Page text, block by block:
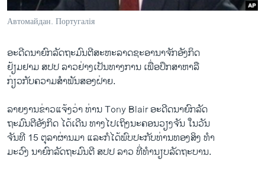
ທຸລະກິດ
ພາສາອັງກິດ
ວີດີໂອ
ສຽງ
ລາຍງານ
ຕິດຕາມພວກເຮົາ ທີ່
ພາສາຕ່າງໆ
Автомайдан. Португалія
ອະດີດນາຍົກລັດຖະມົນຕີສະຫະລາດຊະອານາຈັກອັງກິດ
ຢ້ຽມຢາມ ສປປ ລາວຢ່າງເປັນທາງການ ເພື່ອປຶກສາຫາລື
ກ່ຽວກັບຄວາມສຳພັນສອງຝ່າຍ.
ລາຍງານຂ່າວແຈ້ງວ່າ ທ່ານ Tony Blair ອະດີດນາຍົກລັດ
ຖະມົນຕີອັງກິດ ໄດ້ເດີນ ທາງໄປເຖິງນະຄອນວຽງຈັນ ໃນວັນ
ຈັນທີ 15 ຕຸລາຜ່ານມາ ແລະກໍໄດ້ພົບປະກັບທ່ານທອງສິງ ທຳ
ມະວົງ ນາຍົກລັດຖະມົນຕີ ສປປ ລາວ ທີ່ທຳນຽບລັດຖະບານ.